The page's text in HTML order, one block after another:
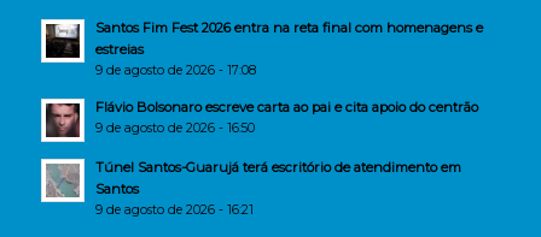
Santos Fim Fest 2026 entra na reta final com homenagens e
estreias
9 de agosto de 2026 - 17:08
Flávio Bolsonaro escreve carta ao pai e cita apoio do centrão
9 de agosto de 2026 - 16:50
Túnel Santos-Guarujá terá escritório de atendimento em
Santos
9 de agosto de 2026 - 16:21